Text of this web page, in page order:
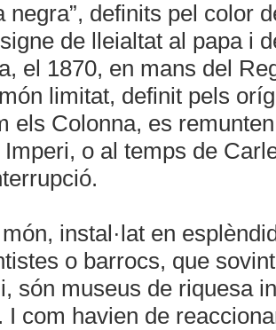
negra”, definits pel color
de lleialtat al papa i
el 1870, en mans del
limitat, definit pels
els Colonna, es
o al temps de
instal·lat en
o barrocs, que
són museus de riquesa
I com havien de